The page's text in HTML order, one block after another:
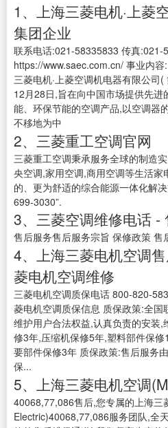
1、上海三菱电机·上菱
集团企业
联系电话:021-58335833 传真:021-
https://www.saec.com.cn/ 事业内
三菱电机·上菱空调机电器有限公司
12月28日,旨在向中国市场提供先进
能、环保节能的空调产品,以空调器
不移地为中
2、三菱重工空调官网
三菱重工空调秉承服务全球的制造
央空调,家用空调,商用空调等生活家
的、更为舒适的综合能源一体化解
699-3030”.
3、三菱空调维修电话 -
售后服务售后服务宗旨 保修政策 售
4、上海三菱电机空调
菱电机空调维修
三菱电机空调质保电话 800-820-
菱电机空调质保信息 质保政策:全
维护用户合法权益,认真负责的安装
修3年,压缩机保修5年,塑料部件保
要部件保修3年 质保政策:售后服务
保...
5、上海三菱电机空调
40068,77,086售后,您专属的上海三
Electric)40068,77,086服务团队,全